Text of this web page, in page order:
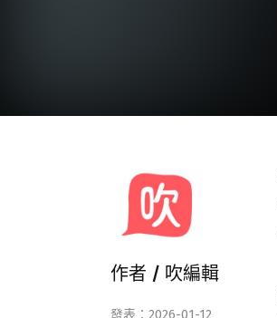
作者 / 吹編輯
發表：2026-01-12